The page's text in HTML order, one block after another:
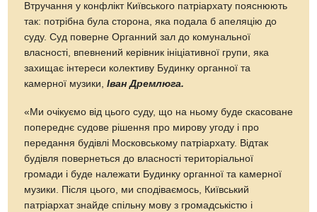
Втручання у конфлікт Київського патріархату пояснюють
так: потрібна була сторона, яка подала б апеляцію до
суду. Суд поверне Органний зал до комунальної
власності, впевнений керівник ініціативної групи, яка
захищає інтереси колективу Будинку органної та
камерної музики,Іван Дремлюга.
«Ми очікуємо від цього суду, що на ньому буде скасоване
попереднє судове рішення про мирову угоду і про
передання будівлі Московському патріархату. Відтак
будівля повернеться до власності територіальної
громади і буде належати Будинку органної та камерної
музики. Після цього, ми сподіваємось, Київський
патріархат знайде спільну мову з громадськістю і